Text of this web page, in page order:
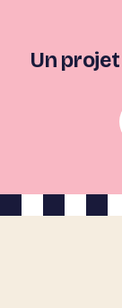
Un projet